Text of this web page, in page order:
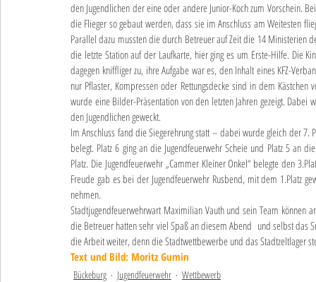
den Jugendlichen der eine oder andere Junior-Koch zum Vorschein.
die Flieger so gebaut werden, dass sie im Anschluss am Weitesten
Parallel dazu mussten die durch Betreuer auf Zeit die 14 Ministerien
die letzte Station auf der Laufkarte, hier ging es um Erste-Hilfe. Die
dagegen kniffliger zu, ihre Aufgabe war es, den Inhalt eines KFZ-
nur Pflaster, Kompressen oder Rettungsdecke sind in dem
wurde eine Bilder-Präsentation von den letzten Jahren gezeigt.
den Jugendlichen geweckt.
Im Anschluss fand die Siegerehrung statt – dabei wurde gleich der 7.
belegt. Platz 6 ging an die Jugendfeuerwehr Scheie und Platz 5 an
Platz. Die Jugendfeuerwehr „Cammer Kleiner Onkel“ belegte den
Freude gab es bei der Jugendfeuerwehr Rusbend, mit dem 1.Platz
nehmen.
Stadtjugendfeuerwehrwart Maximilian Vauth und sein Team können
die Betreuer hatten sehr viel Spaß an diesem Abend  und selbst das
die Arbeit weiter, denn die Stadtwettbewerbe und das Stadtzeltlager
Text und Bild: Moritz Gumin
Bückeburg Jugendfeuerwehr Wettbewerb